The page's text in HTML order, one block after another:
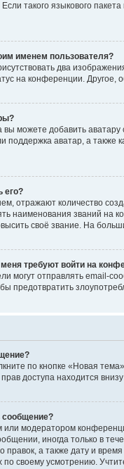
такого языкового
именем пользователя?
два
на конференции. Другое,
можете добавить
поддержка аватар, а
его?
отражают количество
наименования званий на
своё звание. На
требуют войти на
могут отправлять email-
предотвратить
по кнопке «Новая
доступа находится
сообщение?
или модератором
иногда только в
правок, а также дату и
своему усмотрению.